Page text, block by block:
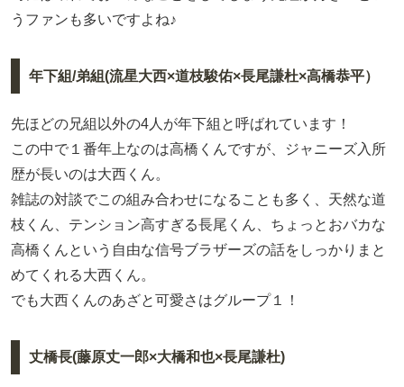
うファンも多いですよね♪
年下組/弟組(流星大西×道枝駿佑×長尾謙杜×高橋恭平）
先ほどの兄組以外の4人が年下組と呼ばれています！
この中で１番年上なのは高橋くんですが、ジャニーズ入所
歴が長いのは大西くん。
雑誌の対談でこの組み合わせになることも多く、天然な道
枝くん、テンション高すぎる長尾くん、ちょっとおバカな
高橋くんという自由な信号ブラザーズの話をしっかりまと
めてくれる大西くん。
でも大西くんのあざと可愛さはグループ１！
丈橋長(藤原丈一郎×大橋和也×長尾謙杜)